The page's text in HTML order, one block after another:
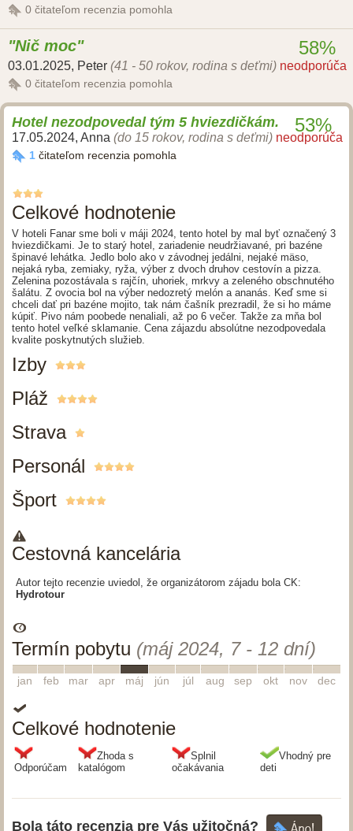
0 čitateľom recenzia pomohla
Nič moc
03.01.2025, Peter (41 - 50 rokov, rodina s deťmi) neodporúča
0 čitateľom recenzia pomohla
58%
Hotel nezodpovedal tým 5 hviezdičkám.
17.05.2024, Anna (do 15 rokov, rodina s deťmi) neodporúča
1 čitateľom recenzia pomohla
53%
Celkové hodnotenie
V hoteli Fanar sme boli v máji 2024, tento hotel by mal byť označený 3
hviezdičkami. Je to starý hotel, zariadenie neudržiavané, pri bazéne
špinavé lehátka. Jedlo bolo ako v závodnej jedálni, nejaké mäso,
nejaká ryba, zemiaky, ryža, výber z dvoch druhov cestovín a pizza.
Zelenina pozostávala s rajčín, uhoriek, mrkvy a zeleného obschnutého
šalátu. Z ovocia bol na výber nedozretý melón a ananás. Keď sme si
chceli dať pri bazéne mojito, tak nám čašník prezradil, že si ho máme
kúpiť. Pivo nám poobede nenaliali, až po 6 večer. Takže za mňa bol
tento hotel veľké sklamanie. Cena zájazdu absolútne nezodpovedala
kvalite poskytnutých služieb.
Izby
Pláž
Strava
Personál
Šport
Cestovná kancelária
Autor tejto recenzie uviedol, že organizátorom zájadu bola CK:
Hydrotour
Termín pobytu (máj 2024, 7 - 12 dní)
jan feb mar apr máj jún júl aug sep okt nov dec
Celkové hodnotenie
Odporúčam
Zhoda s
katalógom
Splnil
očakávania
Vhodný pre
deti
Bola táto recenzia pre Vás užitočná?